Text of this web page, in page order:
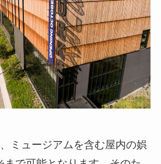
、ミュージアムを含む屋内の娯